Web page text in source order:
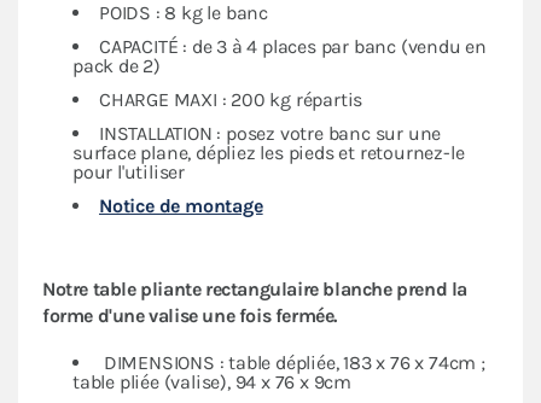
Notre table pliante rectangulaire blanche prend la
forme d'une valise une fois fermée.
DIMENSIONS : table dépliée, 183 x 76 x 74cm ;
table pliée (valise), 94 x 76 x 9cm
POIDS : 8 kg le banc
CAPACITÉ : de 3 à 4 places par banc (vendu en
pack de 2)
CHARGE MAXI : 200 kg répartis
INSTALLATION : posez votre banc sur une
surface plane, dépliez les pieds et retournez-le
pour l'utiliser
Notice de montage